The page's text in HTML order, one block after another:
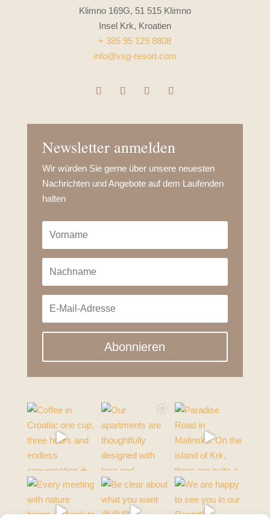
Klimno 169G, 51 515 Klimno
Insel Krk, Kroatien
+ 385 95 129 8808
info@vsg-resort.com
Newsletter anmelden
Wir würden Sie gerne über unsere neuesten
Nachrichten und Angebote auf dem Laufenden
halten
Abonnieren